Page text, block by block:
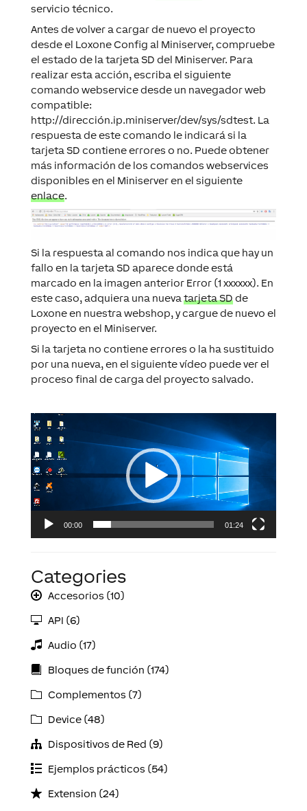
servicio técnico.
Antes de volver a cargar de nuevo el proyecto
desde el Loxone Config al Miniserver, compruebe
el estado de la tarjeta SD del Miniserver. Para
realizar esta acción, escriba el siguiente
comando webservicedesde un navegador web
compatible:
http://dirección.ip.miniserver/dev/sys/sdtest. La
respuesta de este comando le indicará si la
tarjeta SD contiene errores o no. Puede obtener
más información de los comandos webservices
disponibles en el Miniserveren el siguiente
enlace.
Si la respuesta al comando nos indica que hay un
fallo en la tarjeta SD aparece donde está
marcado en la imagen anterior Error (1 xxxxxx). En
este caso, adquiera una nueva tarjeta SDde
Loxoneen nuestra webshop, y cargue de nuevo el
proyecto en el Miniserver.
Si la tarjeta no contiene errores o la ha sustituido
por una nueva, en el siguiente vídeo puede ver el
proceso final de carga del proyecto salvado.
Reproductor
de
vídeo
00:00 01:24
Categories
Accesorios (10)
API (6)
Audio (17)
Bloques de función (174)
Complementos (7)
Device (48)
Dispositivos de Red (9)
Ejemplos prácticos (54)
Extension (24)